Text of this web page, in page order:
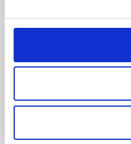
Intelligenza Artificiale
Libro e lettura
Manifestazioni culturali